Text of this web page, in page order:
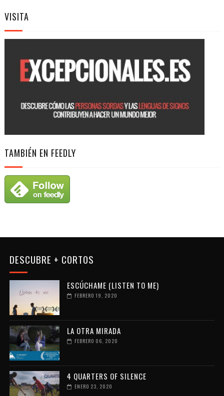
VISITA
TAMBIÉN EN FEEDLY
DESCUBRE + CORTOS
ESCÚCHAME (LISTEN TO ME)
FEBRERO 19, 2020
LA OTRA MIRADA
FEBRERO 06, 2020
4 QUARTERS OF SILENCE
ENERO 23, 2020